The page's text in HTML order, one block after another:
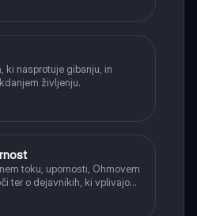
ki nasprotuje gibanju, in
življenju.
toku, upornosti, Ohmovem
ter o dejavnikih, ki vplivajo
presek, material,